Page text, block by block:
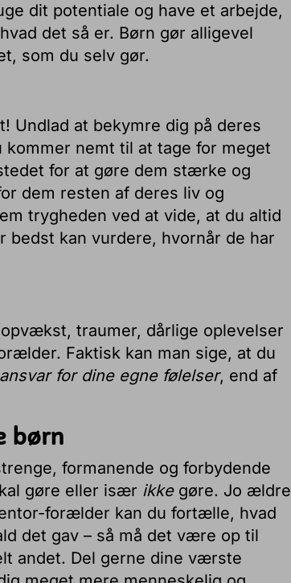
dit potentiale og have et arbejde,
det så er. Børn gør alligevel
som du selv gør.
Undlad at bekymre dig på deres
nemt til at tage for meget
for at gøre dem stærke og
dem resten af deres liv og
trygheden ved at vide, at du altid
bedst kan vurdere, hvornår de har
traumer, dårlige oplevelser
Faktisk kan man sige, at du
for dine egne følelser, end af
børn
formanende og forbydende
gøre eller især ikkegøre. Jo ældre
forælder kan du fortælle, hvad
det gav – så må det være op til
andet. Del gerne dine værste